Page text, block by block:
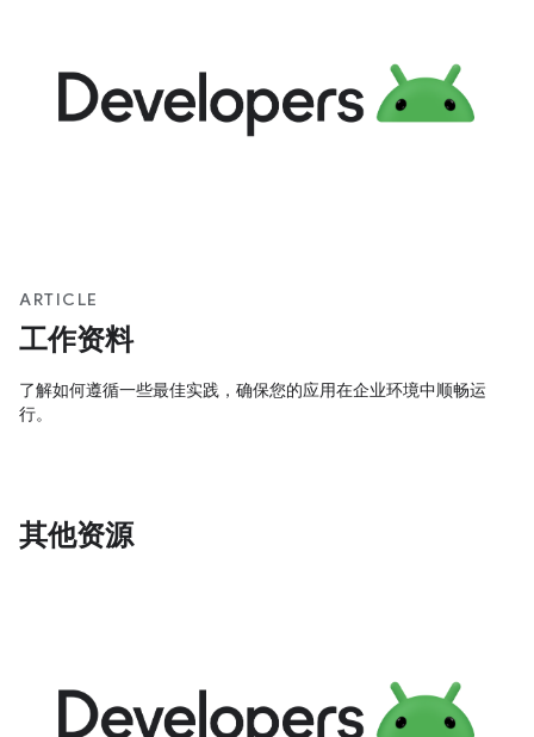
ARTICLE
工作资料
了解如何遵循一些最佳实践，确保您的应用在企业环境中顺畅运
行。
其他资源